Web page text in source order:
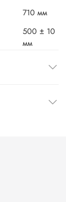
710 мм
500 ± 10
мм